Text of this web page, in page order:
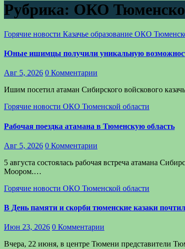
Рубрика: ОКО
Горячие новости Казачье образование ОКО
Юные ишимцы получили уникальную
Авг 5, 2026 0 Комментарии
Ишим посетил атаман Сибирского войскового
Горячие новости ОКО Тюменской области
Рабочая поездка атамана в Тюменскую область
Авг 5, 2026 0 Комментарии
5 августа состоялась рабочая встреча атамана
Моором.…
Горячие новости ОКО Тюменской области
В День памяти и скорби тюменские казаки
Июн 23, 2026 0 Комментарии
Вчера, 22 июня, в центре Тюмени представители